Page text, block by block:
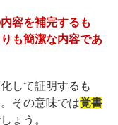
内容を補完するも
りも簡潔な内容であ
して証明するも
その意味では覚書
ょう。